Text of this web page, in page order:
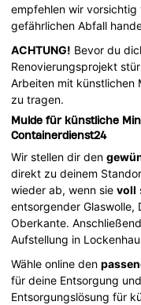
empfehlen wir vorsichtig
gefährlichen Abfall
ACHTUNG! Bevor du
Renovierungsprojekt
Arbeiten mit künstlichen
zu tragen.
Mulde für künstliche
Containerdienst24
Wir stellen dir den
direkt zu deinem
wieder ab, wenn sievoll
entsorgender Glaswolle,
Oberkante.
Aufstellung in
Wähle online den
für deine Entsorgung
Entsorgungslösung für